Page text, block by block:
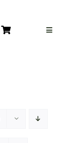
Toggle